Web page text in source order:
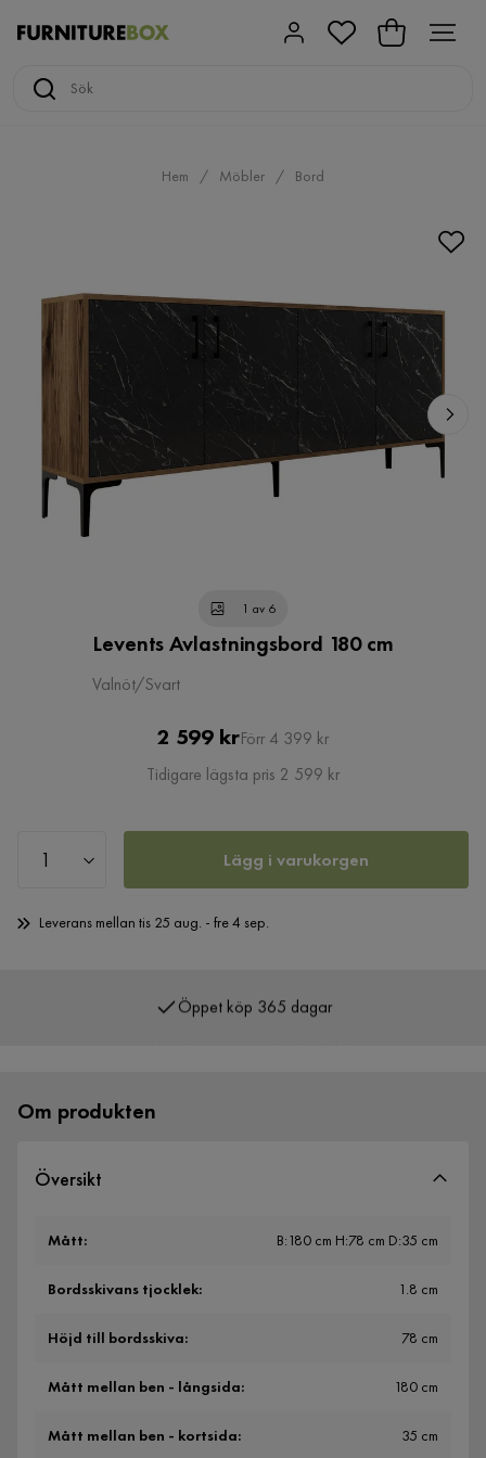
Hem Möbler Bord
1 av 6
Levents Avlastningsbord 180 cm
Valnöt/Svart
Pris
2 599 krOriginal
Pris
Förr 4 399 kr
Tidigare lägsta pris 2 599 kr
Lägg i varukorgen
Leverans mellan tis 25 aug. - fre 4 sep.
Över 400 000 nöjda kunder
Om produkten
Översikt
Mått: B:180 cm H:78 cm D:35 cm
Bordsskivans tjocklek: 1.8 cm
Höjd till bordsskiva: 78 cm
Mått mellan ben - långsida: 180 cm
Mått mellan ben - kortsida: 35 cm